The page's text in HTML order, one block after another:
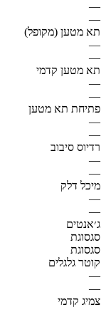
—
—
תא מטען (מקופל)
—
—
תא מטען קדמי
—
—
פתיחת תא מטען
—
—
רדיוס סיבוב
—
—
מיכל דלק
—
—
ג׳אנטים
סגסוגת
סגסוגת
קוטר גלגלים
—
—
צמיג קדמי